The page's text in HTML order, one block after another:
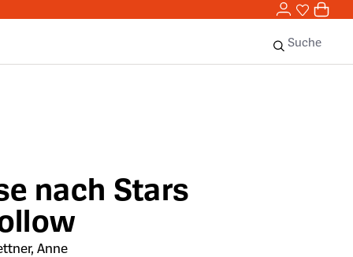
0,00
0
Suche
nach Stars
Anne